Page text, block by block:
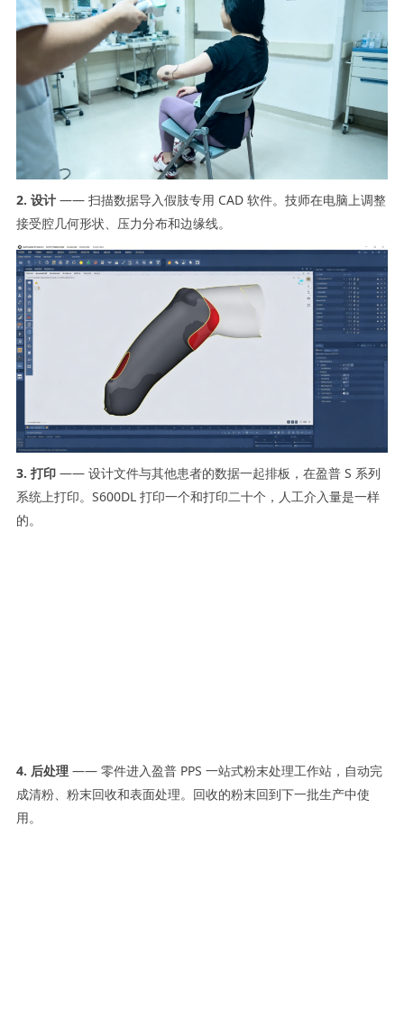
2. 设计—— 扫描数据导入假肢专用 CAD 软件。技师在电脑上调整
接受腔几何形状、压力分布和边缘线。
3. 打印—— 设计文件与其他患者的数据一起排板，在盈普 S 系列
系统上打印。S600DL 打印一个和打印二十个，人工介入量是一样
的。
4. 后处理—— 零件进入盈普 PPS 一站式粉末处理工作站，自动完
成清粉、粉末回收和表面处理。回收的粉末回到下一批生产中使
用。